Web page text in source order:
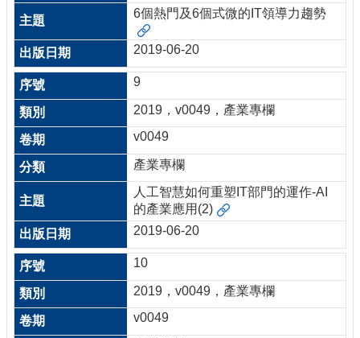
6個熱門及6個式微的IT領導力趨勢
2019-06-20
9
2019，v0049，產業專欄
v0049
產業專欄
人工智慧如何重塑IT部門的運作-AI
的產業應用(2)
2019-06-20
10
2019，v0049，產業專欄
v0049